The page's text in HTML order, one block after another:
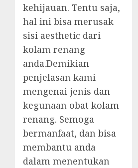
kehijauan. Tentu saja,
hal ini bisa merusak
sisi aesthetic dari
kolam renang
anda.Demikian
penjelasan kami
mengenai jenis dan
kegunaan obat kolam
renang. Semoga
bermanfaat, dan bisa
membantu anda
dalam menentukan